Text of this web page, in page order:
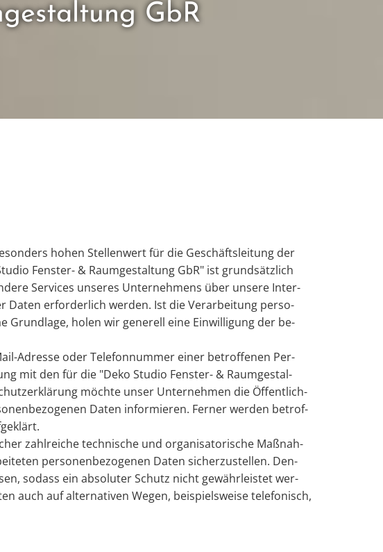
GbR
hohen Stel­len­wert für die Ge­schäfts­lei­tung der
Fens­ter- & Raum­ge­stal­tung GbR" ist grund­sätz­lich
Ser­vices un­se­res Un­ter­neh­mens über un­se­re In­ter­
Daten er­for­der­lich wer­den. Ist die Ver­ar­bei­tung per­so­
Grund­la­ge, holen wir ge­ne­rell eine Ein­wil­li­gung der be­
Adres­se oder Te­le­fon­num­mer einer be­trof­fe­nen Per­
mit den für die "Deko Stu­dio Fens­ter- & Raum­ge­stal­
möch­te unser Un­ter­neh­men die Öf­fent­lich­
Daten in­for­mie­ren. Fer­ner wer­den be­trof­
zahl­rei­che tech­ni­sche und or­ga­ni­sa­to­ri­sche Maß­nah­
per­so­nen­be­zo­ge­nen Daten si­cher­zu­stel­len. Den­
so­dass ein ab­so­lu­ter Schutz nicht ge­währ­leis­tet wer­
auch auf al­ter­na­ti­ven Wegen, bei­spiels­wei­se te­le­fo­nisch,